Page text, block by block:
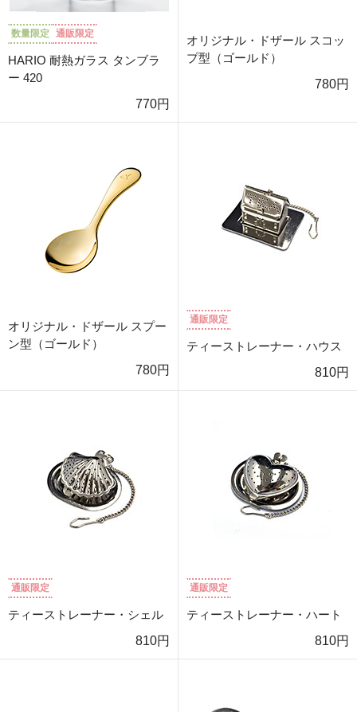
数量限定 通販限定
HARIO 耐熱ガラス タンブラ
ー 420
770円
オリジナル・ドザール スコッ
プ型（ゴールド）
780円
オリジナル・ドザール スプー
ン型（ゴールド）
780円
通販限定
ティーストレーナー・ハウス
810円
通販限定
ティーストレーナー・シェル
810円
通販限定
ティーストレーナー・ハート
810円